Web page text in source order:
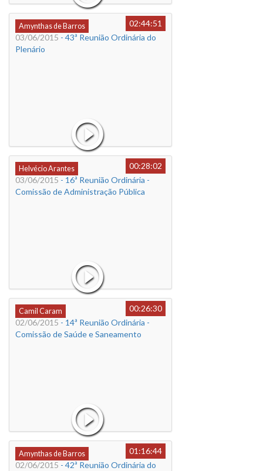
Amynthas de Barros
02:44:51
03/06/2015 - 43ª Reunião Ordinária do
Plenário
Helvécio Arantes
00:28:02
03/06/2015 - 16ª Reunião Ordinária -
Comissão de Administração Pública
Camil Caram
00:26:30
02/06/2015 - 14ª Reunião Ordinária -
Comissão de Saúde e Saneamento
Amynthas de Barros
01:16:44
02/06/2015 - 42ª Reunião Ordinária do